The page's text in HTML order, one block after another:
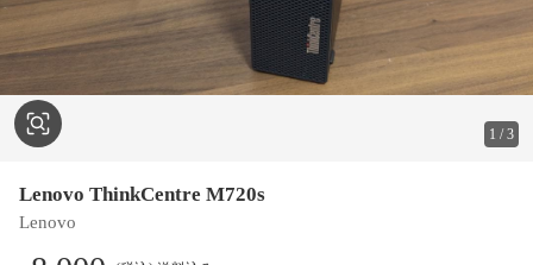
1 /3
Lenovo ThinkCentre M720s
Lenovo